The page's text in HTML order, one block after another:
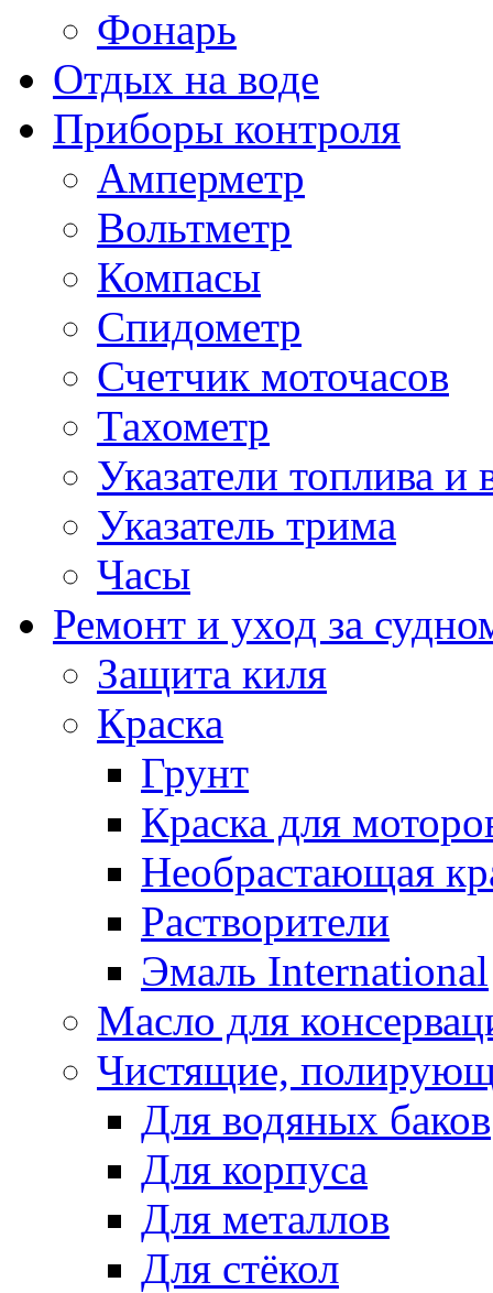
Фонарь
Отдых на воде
Приборы контроля
Амперметр
Вольтметр
Компасы
Спидометр
Счетчик моточасов
Тахометр
Указатели топлива и
Указатель трима
Часы
Ремонт и уход за
Защита киля
Краска
Грунт
Краска для
Необрастающая
Растворители
Эмаль International
Масло для
Чистящие,
Для водяных баков
Для корпуса
Для металлов
Для стёкол